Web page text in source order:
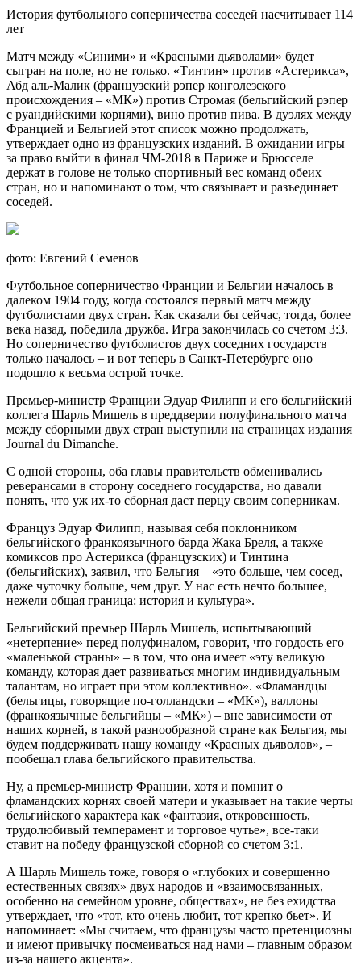
История футбольного соперничества соседей насчитывает 114
лет
Матч между «Синими» и «Красными дьяволами» будет
сыгран на поле, но не только. «Тинтин» против «Астерикса»,
Абд аль-Малик (французский рэпер конголезского
происхождения – «МК») против Стромая (бельгийский рэпер
с руандийскими корнями), вино против пива. В дуэлях между
Францией и Бельгией этот список можно продолжать,
утверждает одно из французских изданий. В ожидании игры
за право выйти в финал ЧМ-2018 в Париже и Брюсселе
держат в голове не только спортивный вес команд обеих
стран, но и напоминают о том, что связывает и разъединяет
соседей.
фото: Евгений Семенов
Футбольное соперничество Франции и Бельгии началось в
далеком 1904 году, когда состоялся первый матч между
футболистами двух стран. Как сказали бы сейчас, тогда, более
века назад, победила дружба. Игра закончилась со счетом 3:3.
Но соперничество футболистов двух соседних государств
только началось – и вот теперь в Санкт-Петербурге оно
подошло к весьма острой точке.
Премьер-министр Франции Эдуар Филипп и его бельгийский
коллега Шарль Мишель в преддверии полуфинального матча
между сборными двух стран выступили на страницах издания
Journal du Dimanche.
С одной стороны, оба главы правительств обменивались
реверансами в сторону соседнего государства, но давали
понять, что уж их-то сборная даст перцу своим соперникам.
Француз Эдуар Филипп, называя себя поклонником
бельгийского франкоязычного барда Жака Бреля, а также
комиксов про Астерикса (французских) и Тинтина
(бельгийских), заявил, что Бельгия – «это больше, чем сосед,
даже чуточку больше, чем друг. У нас есть нечто большее,
нежели общая граница: история и культура».
Бельгийский премьер Шарль Мишель, испытывающий
«нетерпение» перед полуфиналом, говорит, что гордость его
«маленькой страны» – в том, что она имеет «эту великую
команду, которая дает развиваться многим индивидуальным
талантам, но играет при этом коллективно». «Фламандцы
(бельгицы, говорящие по-голландски – «МК»), валлоны
(франкоязычные бельгийцы – «МК») – вне зависимости от
наших корней, в такой разнообразной стране как Бельгия, мы
будем поддерживать нашу команду «Красных дьяволов», –
пообещал глава бельгийского правительства.
Ну, а премьер-министр Франции, хотя и помнит о
фламандских корнях своей матери и указывает на такие черты
бельгийского характера как «фантазия, откровенность,
трудолюбивый темперамент и торговое чутье», все-таки
ставит на победу французской сборной со счетом 3:1.
А Шарль Мишель тоже, говоря о «глубоких и совершенно
естественных связях» двух народов и «взаимосвязанных,
особенно на семейном уровне, обществах», не без ехидства
утверждает, что «тот, кто очень любит, тот крепко бьет». И
напоминает: «Мы считаем, что французы часто претенциозны
и имеют привычку посмеиваться над нами – главным образом
из-за нашего акцента».